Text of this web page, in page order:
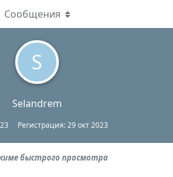
S
Selandrem
Регистрация:29 окт 2023
Сообщения
быстрого просмотра